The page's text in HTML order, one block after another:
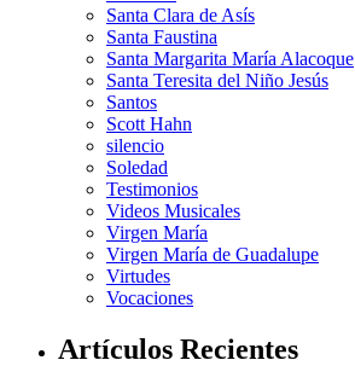
Santa Clara de Asís
Santa Faustina
Santa Margarita María Alacoque
Santa Teresita del Niño Jesús
Santos
Scott Hahn
silencio
Soledad
Testimonios
Videos Musicales
Virgen María
Virgen María de Guadalupe
Virtudes
Vocaciones
Artículos Recientes